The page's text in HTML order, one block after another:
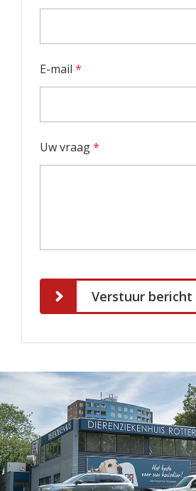
E-mail *
Uw vraag*
Verstuur bericht